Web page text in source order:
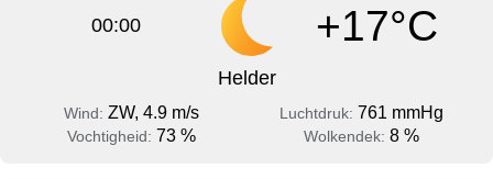
00:00 +17°C
Helder
Wind: ZW, 4.9 m/s Luchtdruk: 761 mmHg
Vochtigheid: 73 % Wolkendek: 8 %